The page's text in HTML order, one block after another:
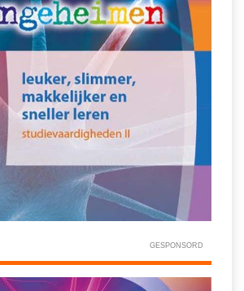
GESPONSORD